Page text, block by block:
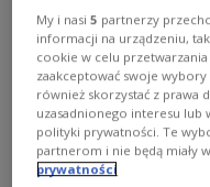
dyplomacja
My i nasi5 partnerzy
informacji na urządzeniu,
cookie w celu
zaakceptować swoje
również skorzystać z prawa
uzasadnionego interesu
polityki prywatności. Te
partnerom i nie będą miały
prywatności